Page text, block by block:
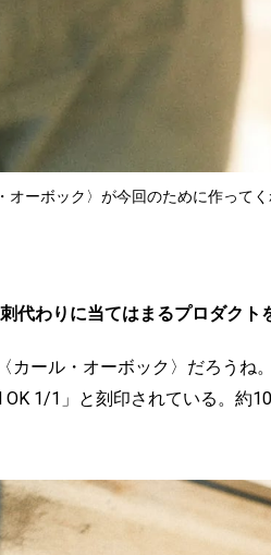
オーボック〉が今回のために作って
代わりに当てはまるプロダクト
カール・オーボック〉だろうね
OK 1/1」と刻印されている。約